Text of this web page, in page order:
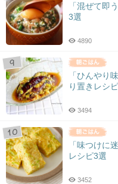
「混ぜて即
3選
4890
「ひんやり
り置きレシ
3494
「味つけに
レシピ3選
3452